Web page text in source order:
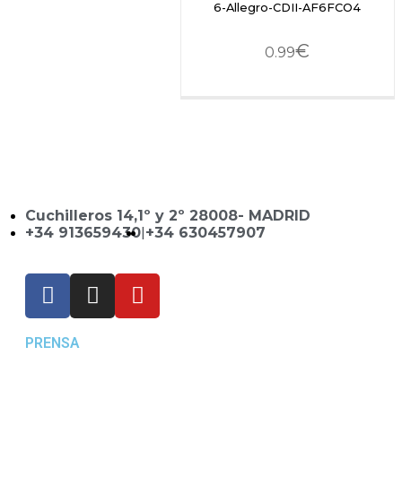
6-Allegro-CDII-AF6FCO4
0.99€
Cuchilleros 14,1º y 2º 28008- MADRID
+34 913659430|+34 630457907
PRENSA